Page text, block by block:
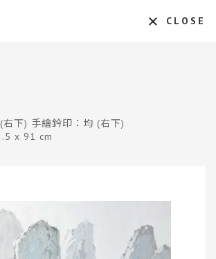
CLOSE
下) 手繪鈐印：均 (右下)
x 91 cm